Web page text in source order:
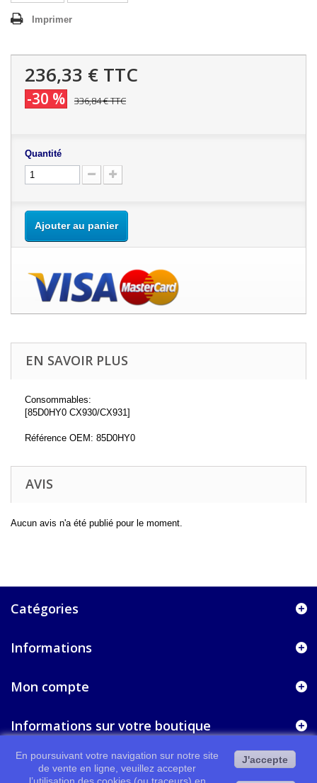
Imprimer
236,33 € TTC
-30 % 336,84 €TTC
Quantité
Ajouter au panier
EN SAVOIR PLUS
Consommables:
[85D0HY0 CX930/CX931]
Référence OEM: 85D0HY0
AVIS
Aucun avis n'a été publié pour le moment.
Catégories
Informations
Mon compte
Informations sur votre boutique
En poursuivant votre navigation sur notre site
de vente en ligne, veuillez accepter
J'accepte